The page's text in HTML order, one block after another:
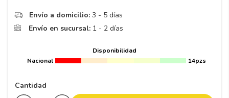
Envío a domicilio: 3 - 5 días
Envío en sucursal: 1 - 2 días
Disponibilidad
Nacional
14pzs
Cantidad
8
9.265
10.
175